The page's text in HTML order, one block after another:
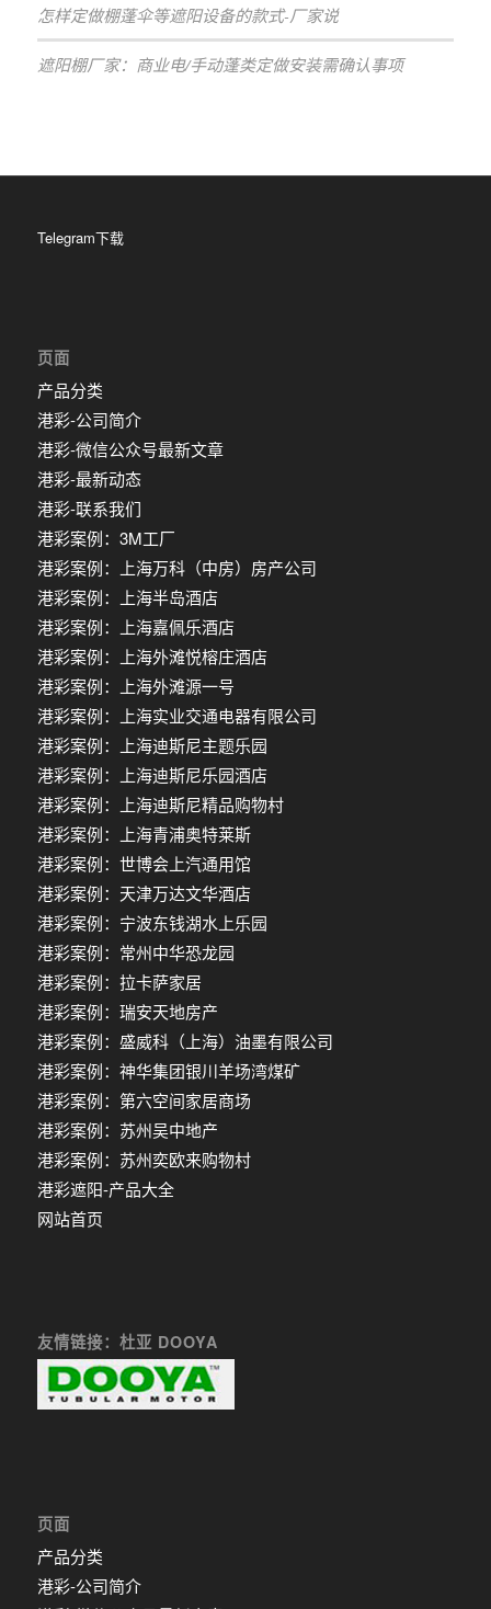
怎样定做棚蓬伞等遮阳设备的款式-厂家说
遮阳棚厂家：商业电/手动蓬类定做安装需确认事项
Telegram下载
页面
产品分类
港彩-公司简介
港彩-微信公众号最新文章
港彩-最新动态
港彩-联系我们
港彩案例：3M工厂
港彩案例：上海万科（中房）房产公司
港彩案例：上海半岛酒店
港彩案例：上海嘉佩乐酒店
港彩案例：上海外滩悦榕庄酒店
港彩案例：上海外滩源一号
港彩案例：上海实业交通电器有限公司
港彩案例：上海迪斯尼主题乐园
港彩案例：上海迪斯尼乐园酒店
港彩案例：上海迪斯尼精品购物村
港彩案例：上海青浦奥特莱斯
港彩案例：世博会上汽通用馆
港彩案例：天津万达文华酒店
港彩案例：宁波东钱湖水上乐园
港彩案例：常州中华恐龙园
港彩案例：拉卡萨家居
港彩案例：瑞安天地房产
港彩案例：盛威科（上海）油墨有限公司
港彩案例：神华集团银川羊场湾煤矿
港彩案例：第六空间家居商场
港彩案例：苏州吴中地产
港彩案例：苏州奕欧来购物村
港彩遮阳-产品大全
网站首页
友情链接：杜亚 DOOYA
页面
产品分类
港彩-公司简介